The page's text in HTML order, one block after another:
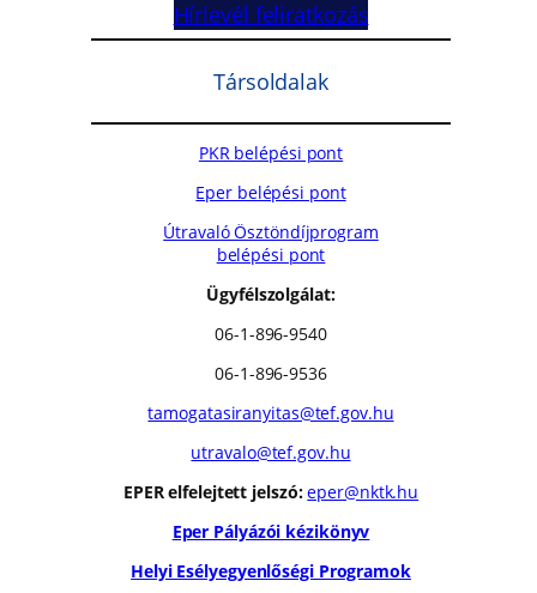
Hírlevél feliratkozás
Társoldalak
PKR belépési pont
Eper belépési pont
Útravaló Ösztöndíjprogram
belépési pont
Ügyfélszolgálat:
06-1-896-9540
06-1-896-9536
tamogatasiranyitas@tef.gov.hu
utravalo@tef.gov.hu
EPER elfelejtett jelszó: eper@nktk.hu
Eper Pályázói kézikönyv
Helyi Esélyegyenlőségi Programok